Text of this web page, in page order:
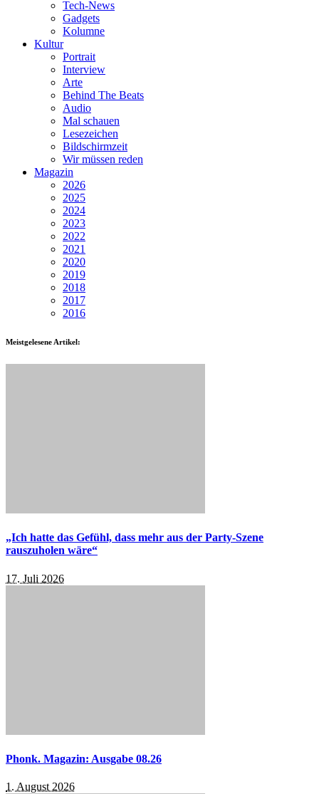
Tech-News
Gadgets
Kolumne
Kultur
Portrait
Interview
Arte
Behind The Beats
Audio
Mal schauen
Lesezeichen
Bildschirmzeit
Wir müssen reden
Magazin
2026
2025
2024
2023
2022
2021
2020
2019
2018
2017
2016
Meistgelesene Artikel:
„Ich hatte das Gefühl, dass mehr aus der Party-Szene
rauszuholen wäre“
17. Juli 2026
Phonk. Magazin: Ausgabe 08.26
1. August 2026